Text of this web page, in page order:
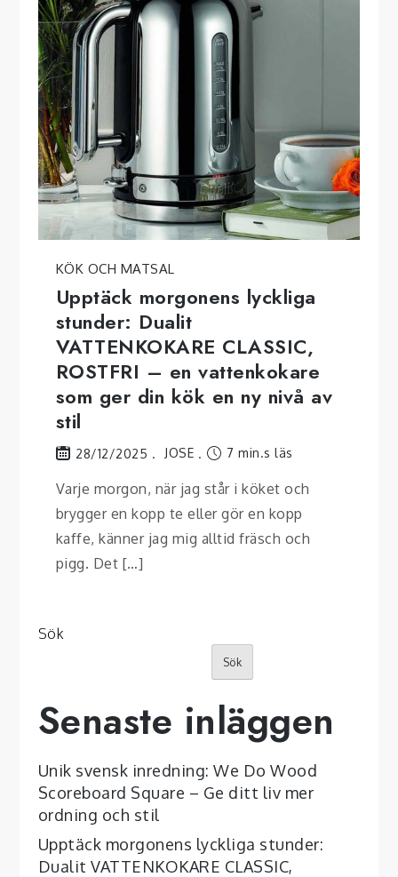
KÖK OCH MATSAL
Upptäck morgonens lyckliga
stunder: Dualit
VATTENKOKARE CLASSIC,
ROSTFRI – en vattenkokare
som ger din kök en ny nivå av
stil
28/12/2025 JOSE 7 min.s läs
Varje morgon, när jag står i köket och
brygger en kopp te eller gör en kopp
kaffe, känner jag mig alltid fräsch och
pigg. Det […]
Sök
Sök
Senaste inläggen
Unik svensk inredning: We Do Wood
Scoreboard Square – Ge ditt liv mer
ordning och stil
Upptäck morgonens lyckliga stunder:
Dualit VATTENKOKARE CLASSIC,